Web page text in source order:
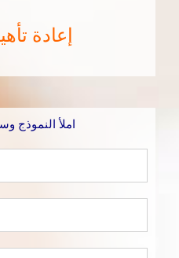
إعادة
املأ النموذج